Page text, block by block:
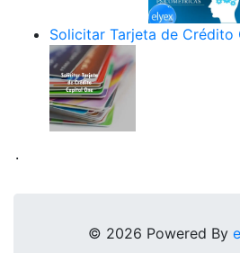
Solicitar Tarjeta de Crédito
.
© 2026 Powered By